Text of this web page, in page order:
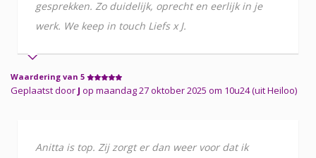
gesprekken. Zo duidelijk, oprecht en eerlijk in je
werk. We keep in touch Liefs x J.
Waardering van 5
Geplaatst door J op maandag 27 oktober 2025 om 10u24 (uit Heiloo)
Anitta is top. Zij zorgt er dan weer voor dat ik